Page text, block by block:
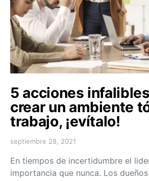
5 acciones
crear un ambiente
trabajo, ¡evítalo!
septiembre 28, 2021
En tiempos de incertidumbre el
importancia que nunca. Los